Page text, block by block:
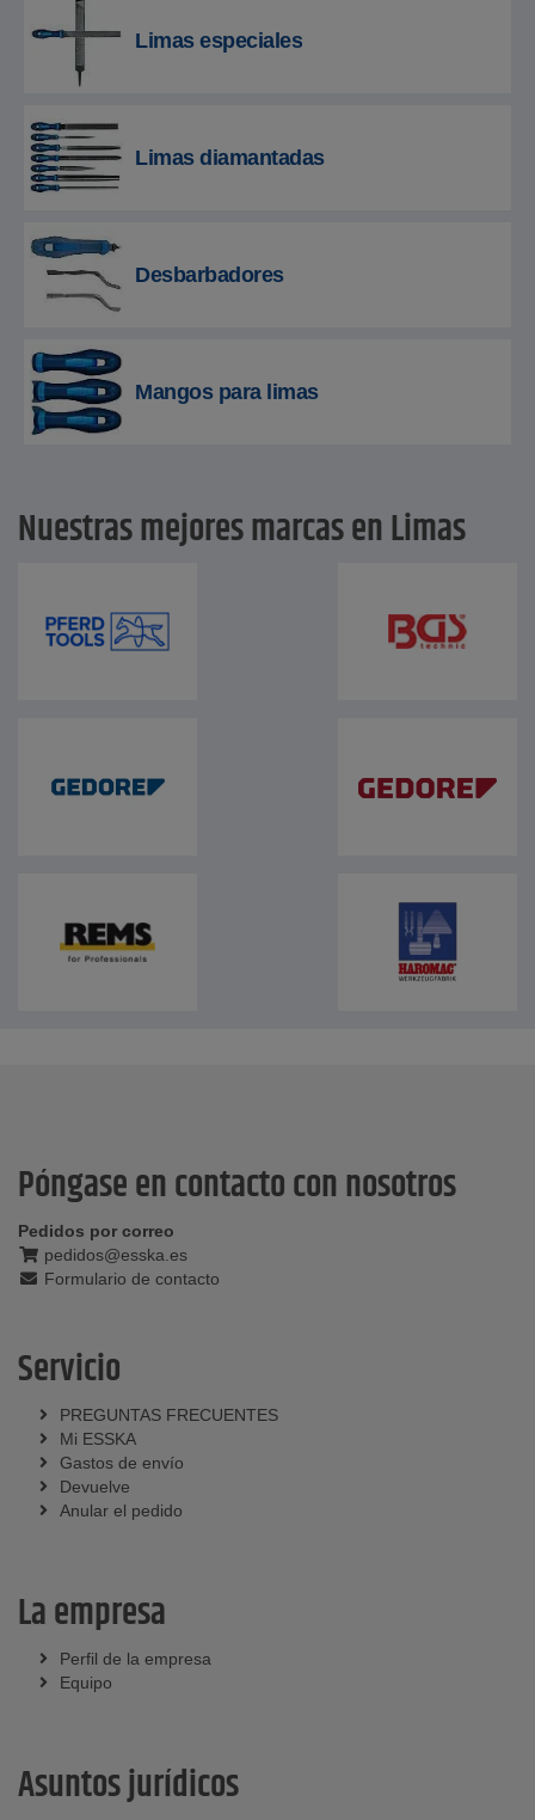
Limas especiales
Limas diamantadas
Desbarbadores
Mangos para limas
Nuestras mejores marcas en Limas
Póngase en contacto con nosotros
Pedidos por correo
pedidos@esska.es
Formulario de contacto
Servicio
PREGUNTAS FRECUENTES
Mi ESSKA
Gastos de envío
Devuelve
Anular el pedido
La empresa
Perfil de la empresa
Equipo
Asuntos jurídicos